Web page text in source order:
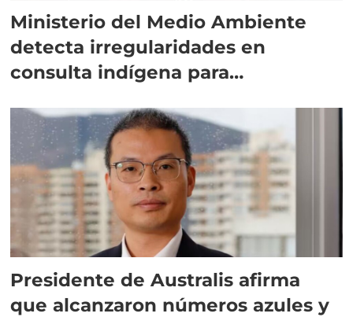
Ministerio del Medio Ambiente
detecta irregularidades en
consulta indígena para
Presidente de Australis afirma
que alcanzaron números azules y